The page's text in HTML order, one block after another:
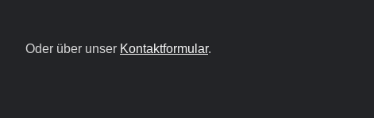
Oder über unser Kontaktformular.